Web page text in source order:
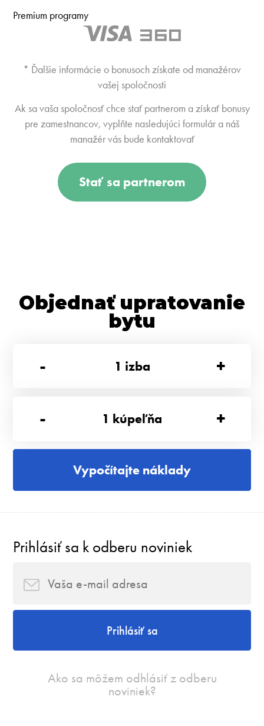
Premium programy
* Ďalšie informácie o bonusoch získate od manažérov
vašej spoločnosti
Ak sa vaša spoločnosť chce stať partnerom a získať bonusy
pre zamestnancov, vyplňte nasledujúci formulár a náš
manažér vás bude kontaktovať
Stať sa partnerom
Objednať upratovanie
bytu
-
1 izba +
- 1 kúpeľňa +
Vypočítajte náklady
Prihlásiť sa k odberu noviniek
Prihlásiť sa
Ako sa môžem odhlásiť z odberu
noviniek?